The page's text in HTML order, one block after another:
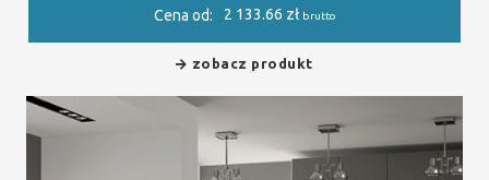
Cena od: 2 133.66 zł brutto
zobacz produkt